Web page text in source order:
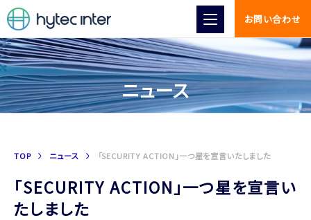
お問い合わせ
ニュース
TOP ニュース 「SECURITY ACTION」一つ星を宣言いたしました
「SECURITY ACTION」一つ星を宣言い
たしました